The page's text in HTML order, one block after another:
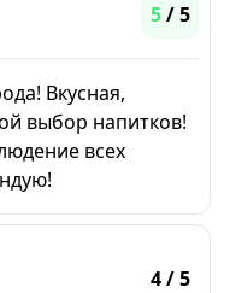
5/ 5
Вкусная,
выбор напитков!
всех
4/ 5